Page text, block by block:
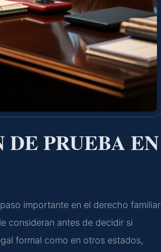
DE PRUEBA EN
importante en el derecho familiar
consideran antes de decidir si
formal como en otros estados,